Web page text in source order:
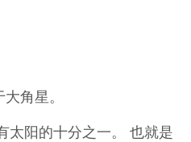
角星。
太阳的十分之一。 也就是